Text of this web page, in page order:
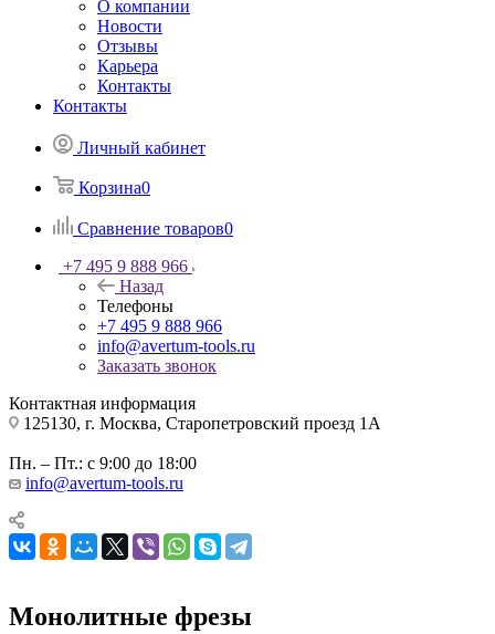
О компании
Новости
Отзывы
Карьера
Контакты
Контакты
Личный кабинет
Корзина0
Сравнение товаров0
+7 495 9 888 966
Назад
Телефоны
+7 495 9 888 966
info@avertum-tools.ru
Заказать звонок
Контактная информация
125130, г. Москва, Старопетровский проезд 1А
Пн. – Пт.: с 9:00 до 18:00
info@avertum-tools.ru
Монолитные фрезы